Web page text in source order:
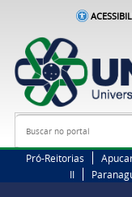
Busca
Pró-Reitorias
II